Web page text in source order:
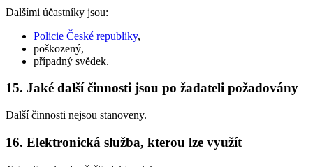
Dalšími účastníky jsou:
Policie České republiky,
poškozený,
případný svědek.
15. Jaké další činnosti jsou po žadateli požadovány
Další činnosti nejsou stanoveny.
16. Elektronická služba, kterou lze využít